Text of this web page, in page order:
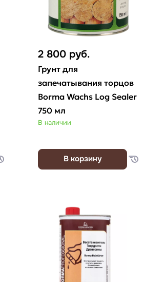
2 800 руб.
Грунт для
запечатывания торцов
Borma Wachs Log Sealer
750 мл
В наличии
В корзину